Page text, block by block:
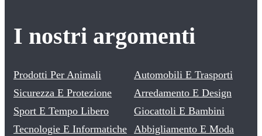
I nostri argomenti
Prodotti Per Animali
Automobili E Trasporti
Sicurezza E Protezione
Arredamento E Design
Sport E Tempo Libero
Giocattoli E Bambini
Tecnologie E Informatiche Abbigliamento E Moda